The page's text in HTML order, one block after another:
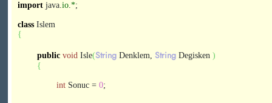
import java.io.*;
class Islem
{
public void Isle(String Denklem, String Degisken )
{
int Sonuc = 0;